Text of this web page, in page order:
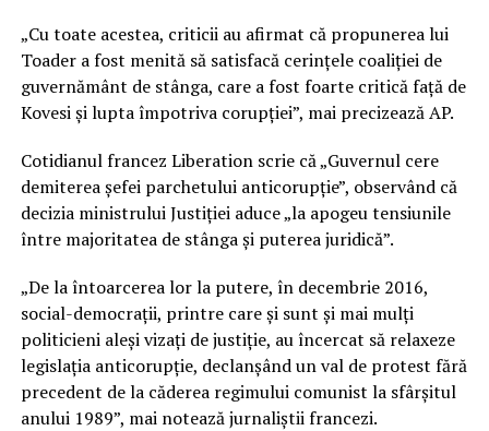
„Cu toate acestea, criticii au afirmat că propunerea lui
Toader a fost menită să satisfacă cerinţele coaliţiei de
guvernământ de stânga, care a fost foarte critică faţă de
Kovesi şi lupta împotriva corupţiei”, mai precizează AP.
Cotidianul francez Liberation scrie că „Guvernul cere
demiterea şefei parchetului anticorupţie”, observând că
decizia ministrului Justiţiei aduce „la apogeu tensiunile
între majoritatea de stânga şi puterea juridică”.
„De la întoarcerea lor la putere, în decembrie 2016,
social-democraţii, printre care şi sunt şi mai mulţi
politicieni aleşi vizaţi de justiţie, au încercat să relaxeze
legislaţia anticorupţie, declanşând un val de protest fără
precedent de la căderea regimului comunist la sfârşitul
anului 1989”, mai notează jurnaliştii francezi.